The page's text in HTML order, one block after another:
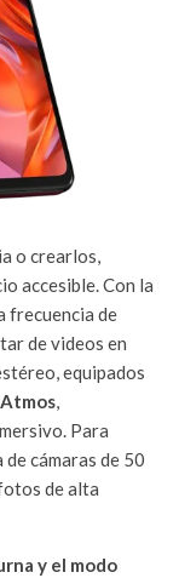
o crearlos,
accesible. Con la
frecuencia de
de videos en
equipados
,
Para
cámaras de 50
de alta
y el modo